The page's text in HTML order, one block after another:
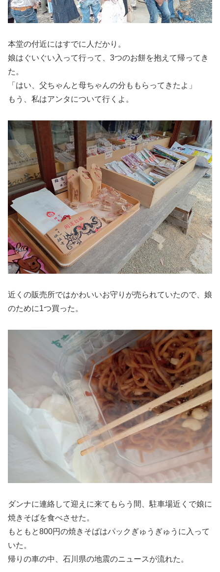
本堂の付近にはすでに人だかり。
娘はぐいぐい入って行って、3つのお餅を抱えて帰ってき
た。
「はい、父ちゃんと母ちゃんの分ももらってきたよ」
もう、私はアンタについて行くよ。
近くの販売所ではかわいいお守りが売られていたので、娘
のために1つ買った。
ダンナに連絡して迎えに来てもらう間、駐車場近くで娘に
焼きそばを食べさせた。
もともと800円の焼きそばはパックぎゅうぎゅうに入って
いた。
帰りの車の中、石川県の地震のニュースが流れた。